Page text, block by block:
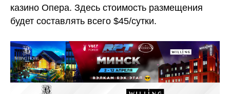
казино Опера. Здесь стоимость размещения
будет составлять всего $45/сутки.